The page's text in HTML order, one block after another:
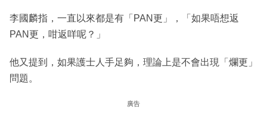
李國麟指，一直以來都是有「PAN更」，「如果唔想返
PAN更，咁返咩呢？」
他又提到，如果護士人手足夠，理論上是不會出現「爛更」
問題。
廣告